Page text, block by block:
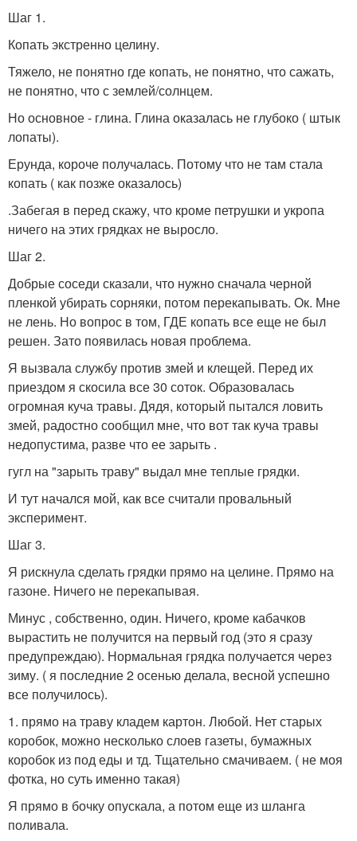
Шаг 1.
Копать экстренно целину.
Тяжело, не понятно где копать, не понятно, что сажать,
не понятно, что с землей/солнцем.
Но основное - глина. Глина оказалась не глубоко ( штык
лопаты).
Ерунда, короче получалась. Потому что не там стала
копать ( как позже оказалось)
.Забегая в перед скажу, что кроме петрушки и укропа
ничего на этих грядках не выросло.
Шаг 2.
Добрые соседи сказали, что нужно сначала черной
пленкой убирать сорняки, потом перекапывать. Ок. Мне
не лень. Но вопрос в том, ГДЕ копать все еще не был
решен. Зато появилась новая проблема.
Я вызвала службу против змей и клещей. Перед их
приездом я скосила все 30 соток. Образовалась
огромная куча травы. Дядя, который пытался ловить
змей, радостно сообщил мне, что вот так куча травы
недопустима, разве что ее зарыть .
гугл на "зарыть траву" выдал мне теплые грядки.
И тут начался мой, как все считали провальный
эксперимент.
Шаг 3.
Я рискнула сделать грядки прямо на целине. Прямо на
газоне. Ничего не перекапывая.
Минус , собственно, один. Ничего, кроме кабачков
вырастить не получится на первый год (это я сразу
предупреждаю). Нормальная грядка получается через
зиму. ( я последние 2 осенью делала, весной успешно
все получилось).
1. прямо на траву кладем картон. Любой. Нет старых
коробок, можно несколько слоев газеты, бумажных
коробок из под еды и тд. Тщательно смачиваем. ( не моя
фотка, но суть именно такая)
Я прямо в бочку опускала, а потом еще из шланга
поливала.